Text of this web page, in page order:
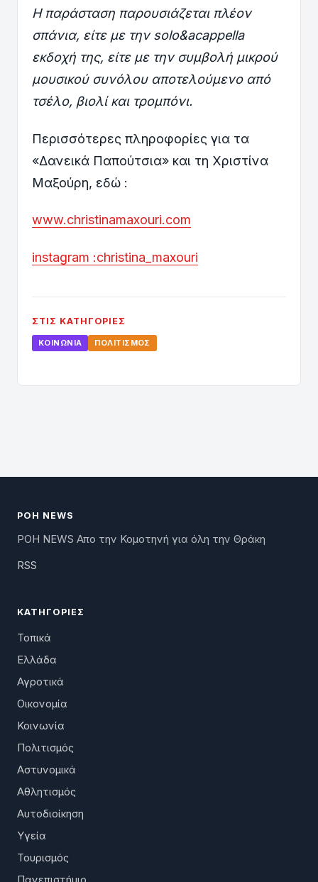
Η παράσταση παρουσιάζεται πλέον
σπάνια, είτε με τηνsolo&acappella
εκδοχή της, είτε με την συμβολή μικρού
μουσικού συνόλου αποτελούμενο από
τσέλο, βιολί και τρομπόνι.
Περισσότερες πληροφορίες για τα
«Δανεικά Παπούτσια» και τη Χριστίνα
Μαξούρη, εδώ :
www.christinamaxouri.com
instagram :christina_maxouri
ΣΤΙΣ ΚΑΤΗΓΟΡΊΕΣ
ΚΟΙΝΩΝΊΑ ΠΟΛΙΤΙΣΜΌΣ
ΡΟΗ NEWS
ΡΟΗ NEWS Απο την Κομοτηνή για όλη την Θράκη
RSS
ΚΑΤΗΓΟΡΊΕΣ
Τοπικά
Ελλάδα
Αγροτικά
Οικονομία
Κοινωνία
Πολιτισμός
Αστυνομικά
Αθλητισμός
Αυτοδιοίκηση
Υγεία
Τουρισμός